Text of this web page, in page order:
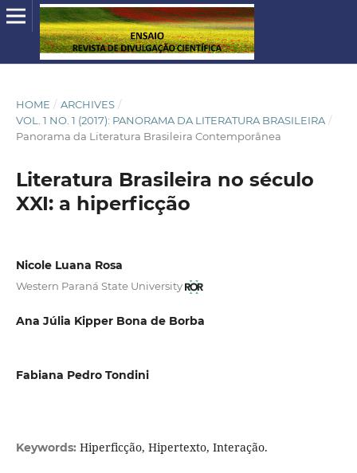
HOME / ARCHIVES /
VOL. 1 NO. 1 (2017): PANORAMA DA LITERATURA BRASILEIRA /
Panorama da Literatura Brasileira Contemporânea
Literatura Brasileira no século
XXI: a hiperficção
Nicole Luana Rosa
Western Paraná State University
Ana Júlia Kipper Bona de Borba
Fabiana Pedro Tondini
Keywords: Hiperficção, Hipertexto, Interação.